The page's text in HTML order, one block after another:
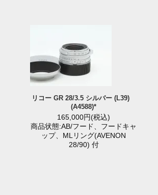
リコー GR 28/3.5 シルバー (L39)
(A4588)*
165,000円(税込)
商品状態:AB/フード、フードキャ
ップ、MLリング(AVENON
28/90) 付